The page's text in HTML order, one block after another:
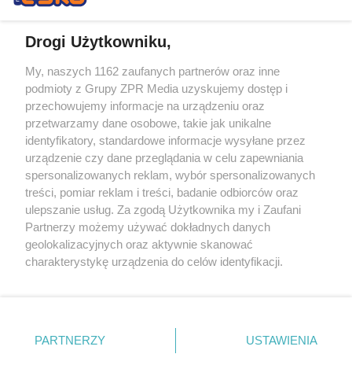
Żaden utwór zamieszczony w serwisie nie może być powielany i
rozpowszechniany lub dalej rozpowszechniany w jakikolwiek sposób (w
tym także elektroniczny lub mechaniczny) na jakimkolwiek polu
eksploatacji w jakiejkolwiek formie, włącznie z umieszczaniem w
Internecie bez pisemnej zgody właściciela praw. Jakiekolwiek użycie lub
wykorzystanie utworów w całości lub w części z naruszeniem prawa,
tzn. bez właściwej zgody, jest zabronione pod groźbą kary i może być
ścigane prawnie.
Drogi Użytkowniku,
My, naszych 1162 zaufanych partnerów oraz inne
podmioty z Grupy ZPR Media uzyskujemy dostęp i
przechowujemy informacje na urządzeniu oraz
przetwarzamy dane osobowe, takie jak unikalne
identyfikatory, standardowe informacje wysyłane przez
urządzenie czy dane przeglądania w celu zapewniania
spersonalizowanych reklam, wybór spersonalizowanych
treści, pomiar reklam i treści, badanie odbiorców oraz
ulepszanie usług. Za zgodą Użytkownika my i Zaufani
Partnerzy możemy używać dokładnych danych
geolokalizacyjnych oraz aktywnie skanować
charakterystykę urządzenia do celów identyfikacji.
zmienić/wycofać klikając przycisk ustawień prywatności
znajdujący się w lewym dolnym rogu strony
PARTNERZY USTAWIENIA